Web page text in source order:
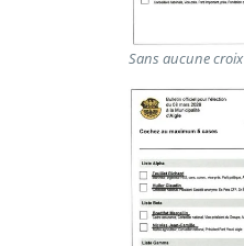
Sans aucune croix